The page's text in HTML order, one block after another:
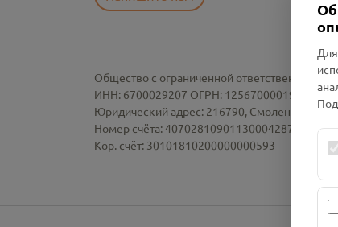
Общество с ограниченной
ИНН: 6700029207 ОГРН: 1256700001986
Юридический адрес: 216790, Смоленская
Номер счёта: 40702810901130004287 в АО
Кор. счёт: 30101810200000000593